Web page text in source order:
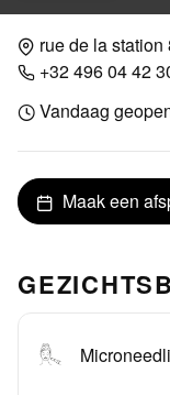
rue de la
+32 496 04 42
Vandaag
Maak een